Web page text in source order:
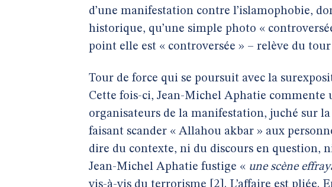
d’une manifestation contre l’islamophobie,
historique, qu’une simple photo «
point elle est « controversée » – relève du
Tour de force qui se poursuit avec la
Cette fois-ci, Jean-Michel Aphatie commente
organisateurs de la manifestation, juché sur
faisant scander « Allahou akbar » aux
dire du contexte, ni du discours en question,
Jean-Michel Aphatie fustige « une scène
vis-à-vis du terrorisme
2 . L’affaire est pliée.